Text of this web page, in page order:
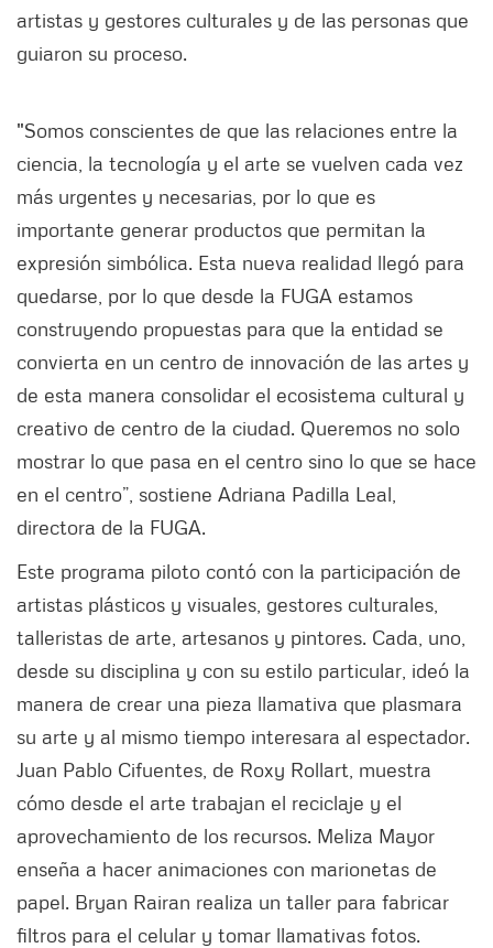
artistas y gestores culturales y de las personas que
guiaron su proceso.
"Somos conscientes de que las relaciones entre la
ciencia, la tecnología y el arte se vuelven cada vez
más urgentes y necesarias, por lo que es
importante generar productos que permitan la
expresión simbólica. Esta nueva realidad llegó para
quedarse, por lo que desde la FUGA estamos
construyendo propuestas para que la entidad se
convierta en un centro de innovación de las artes y
de esta manera consolidar el ecosistema cultural y
creativo de centro de la ciudad. Queremos no solo
mostrar lo que pasa en el centro sino lo que se hace
en el centro”, sostiene Adriana Padilla Leal,
directora de la FUGA.
Este programa piloto contó con la participación de
artistas plásticos y visuales, gestores culturales,
talleristas de arte, artesanos y pintores. Cada, uno,
desde su disciplina y con su estilo particular, ideó la
manera de crear una pieza llamativa que plasmara
su arte y al mismo tiempo interesara al espectador.
Juan Pablo Cifuentes, de Roxy Rollart, muestra
cómo desde el arte trabajan el reciclaje y el
aprovechamiento de los recursos. Meliza Mayor
enseña a hacer animaciones con marionetas de
papel. Bryan Rairan realiza un taller para fabricar
filtros para el celular y tomar llamativas fotos.